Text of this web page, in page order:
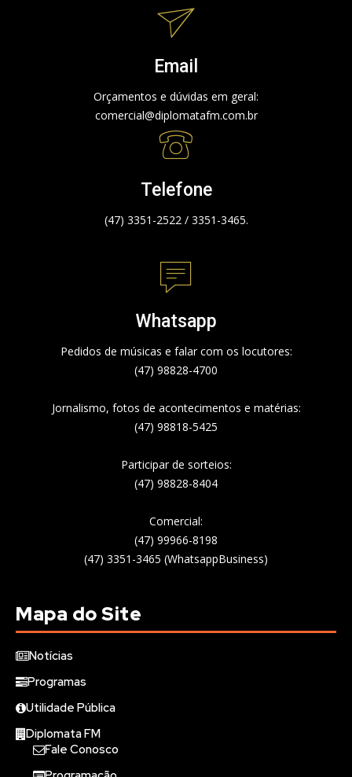
Email
Orçamentos e dúvidas em geral:
comercial@diplomatafm.com.br
Telefone
(47) 3351-2522 / 3351-3465.
Whatsapp
Pedidos de músicas e falar com os locutores:
(47) 98828-4700
Jornalismo, fotos de acontecimentos e matérias:
(47) 98818-5425
Participar de sorteios:
(47) 98828-8404
Comercial:
(47) 99966-8198
(47) 3351-3465 (WhatsappBusiness)
Mapa do Site
Notícias
Programas
Utilidade Pública
Diplomata FM
Fale Conosco